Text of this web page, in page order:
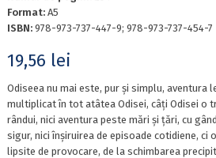
Format: A5
ISBN: 978-973-737-447-9; 978-973-737-454-7
19,56 lei
Odiseea nu mai este, pur și simplu, aventura
multiplicat în tot atâtea Odisei, câți Odisei o
rândui, nici aventura peste mări și țări, cu
sigur, nici înșiruirea de episoade cotidiene, ci
lipsite de provocare, de la schimbarea